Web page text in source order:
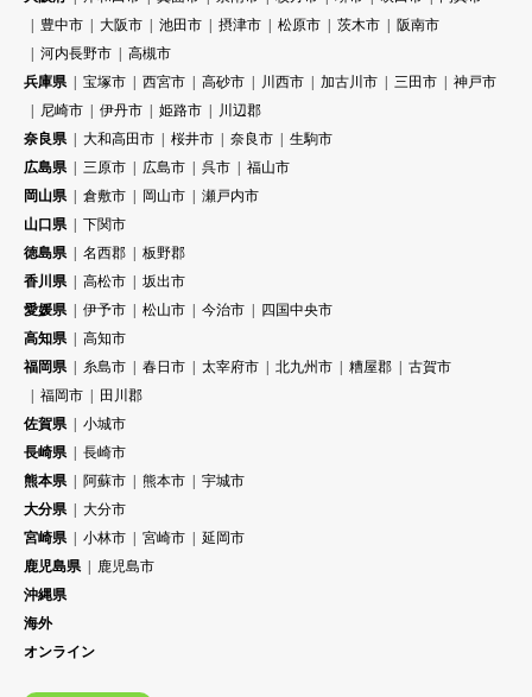
豊中市
大阪市 池田市 摂津市 松原市 茨木市
阪南市
河内長野市
高槻市
兵庫県
宝塚市 西宮市 高砂市 川西市 加古川市 三田市
神戸市
尼崎市
伊丹市 姫路市
川辺郡
奈良県
大和高田市 桜井市 奈良市
生駒市
広島県
三原市 広島市 呉市
福山市
岡山県
倉敷市 岡山市
瀬戸内市
山口県
下関市
徳島県
名西郡
板野郡
香川県
高松市
坂出市
愛媛県
伊予市 松山市 今治市
四国中央市
高知県
高知市
福岡県
糸島市 春日市 太宰府市 北九州市 糟屋郡
古賀市
福岡市
田川郡
佐賀県
小城市
長崎県
長崎市
熊本県
阿蘇市 熊本市
宇城市
大分県
大分市
宮崎県
小林市 宮崎市
延岡市
鹿児島県
鹿児島市
沖縄県
海外
オンライン